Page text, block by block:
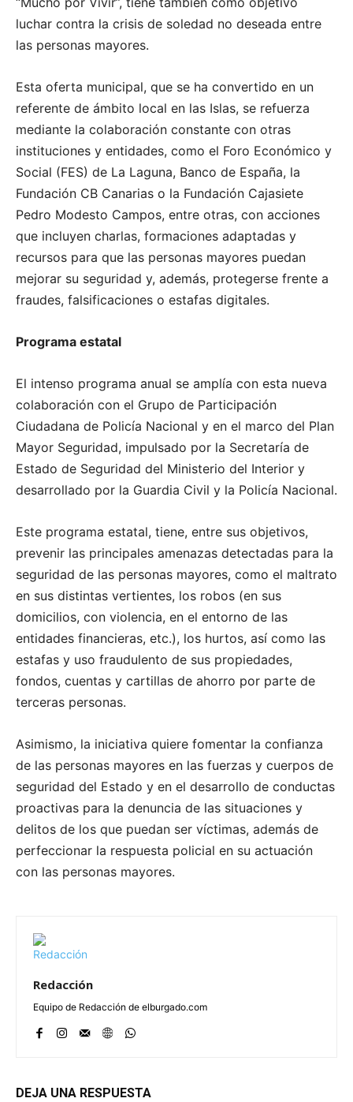
luchar contra la crisis de soledad no deseada entre
las personas mayores.
Esta oferta municipal, que se ha convertido en un
referente de ámbito local en las Islas, se refuerza
mediante la colaboración constante con otras
instituciones y entidades, como el Foro Económico y
Social (FES) de La Laguna, Banco de España, la
Fundación CB Canarias o la Fundación Cajasiete
Pedro Modesto Campos, entre otras, con acciones
que incluyen charlas, formaciones adaptadas y
recursos para que las personas mayores puedan
mejorar su seguridad y, además, protegerse frente a
fraudes, falsificaciones o estafas digitales.
Programa estatal
El intenso programa anual se amplía con esta nueva
colaboración con el Grupo de Participación
Ciudadana de Policía Nacional y en el marco del Plan
Mayor Seguridad, impulsado por la Secretaría de
Estado de Seguridad del Ministerio del Interior y
desarrollado por la Guardia Civil y la Policía Nacional.
Este programa estatal, tiene, entre sus objetivos,
prevenir las principales amenazas detectadas para la
seguridad de las personas mayores, como el maltrato
en sus distintas vertientes, los robos (en sus
domicilios, con violencia, en el entorno de las
entidades financieras, etc.), los hurtos, así como las
estafas y uso fraudulento de sus propiedades,
fondos, cuentas y cartillas de ahorro por parte de
terceras personas.
Asimismo, la iniciativa quiere fomentar la confianza
de las personas mayores en las fuerzas y cuerpos de
seguridad del Estado y en el desarrollo de conductas
proactivas para la denuncia de las situaciones y
delitos de los que puedan ser víctimas, además de
perfeccionar la respuesta policial en su actuación
con las personas mayores.
Redacción
Equipo de Redacción de elburgado.com
DEJA UNA RESPUESTA